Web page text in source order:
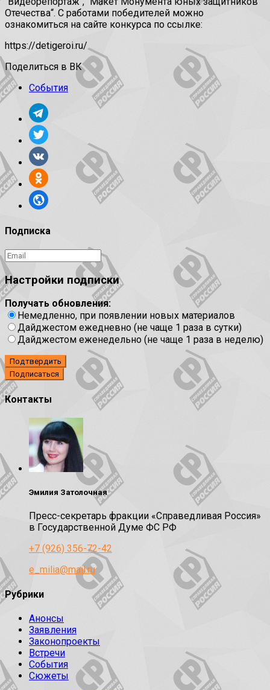
Отечества“. С работами победителей можно
ознакомиться на сайте конкурса по ссылке:
https://detigeroi.ru/
Поделиться в ВК
События
Подписка
Настройки подписки
Получать обновления:
Немедленно, при появлении новых материалов
Дайджестом ежедневно (не чаще 1 раза в сутки)
Дайджестом еженедельно (не чаще 1 раза в неделю)
Подтвердить
Контакты
Эмилия Затолочная
Пресс-секретарь фракции «Справедливая Россия»
в Государственной Думе ФС РФ
+7 (926) 356-72-42
e_milia@mail.ru
Рубрики
Анонсы
Заявления
Законопроекты
Встречи
События
Сюжеты